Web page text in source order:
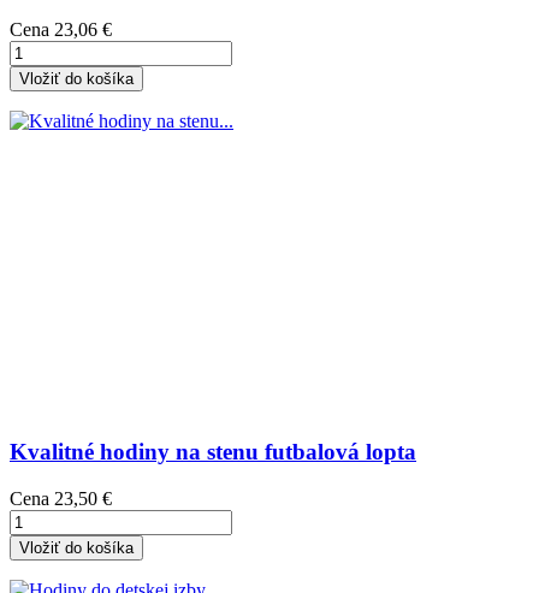
Cena 23,06 €
Vložiť do košíka
Kvalitné hodiny na stenu futbalová lopta
Cena 23,50 €
Vložiť do košíka